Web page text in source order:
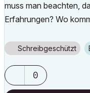
muss man beachten,
Erfahrungen? Wo
Schreibgeschützt
0